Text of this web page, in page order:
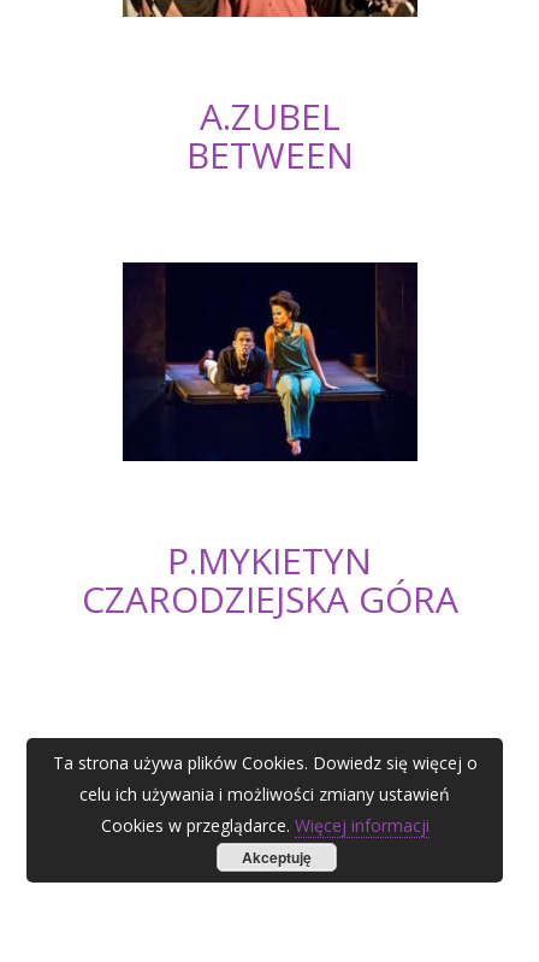
A.ZUBEL
BETWEEN
P.MYKIETYN
CZARODZIEJSKA GÓRA
Ta strona używa plików Cookies. Dowiedz się więcej o
celu ich używania i możliwości zmiany ustawień
Cookies w przeglądarce. Więcej informacji
Akceptuję